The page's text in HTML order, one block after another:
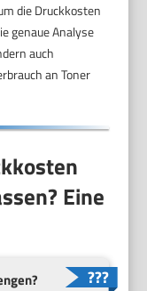
die Druckkosten
genaue Analyse
auch
an Toner
Eine